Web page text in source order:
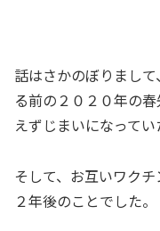
話はさかのぼりまし
る前の２０２０年の
えずじまいになってい
そして、お互いワク
２年後のことでした。